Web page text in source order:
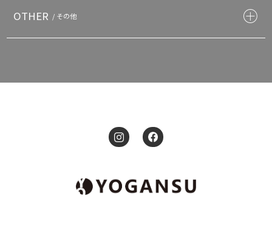
OTHER / その他